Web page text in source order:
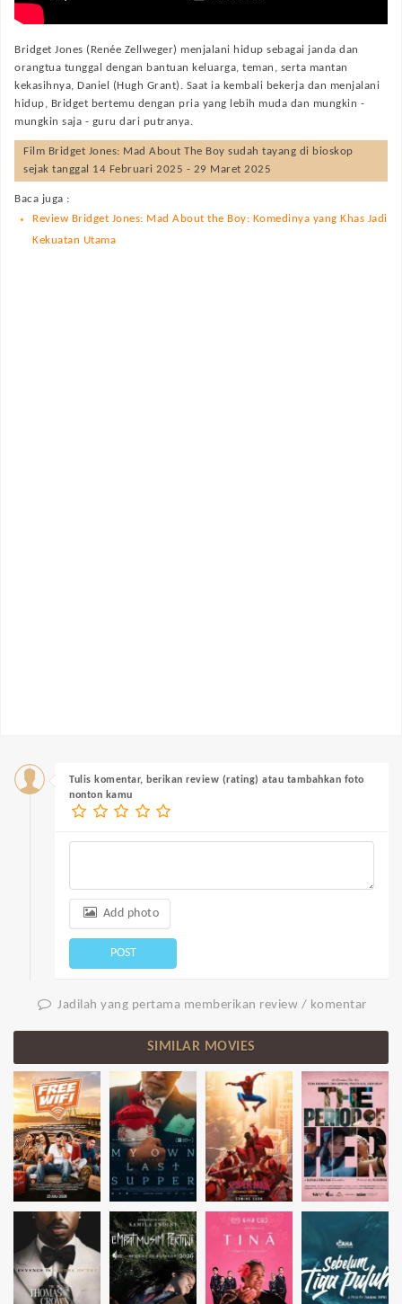
Bridget Jones (Renée Zellweger) menjalani hidup sebagai janda dan
orangtua tunggal dengan bantuan keluarga, teman, serta mantan
kekasihnya, Daniel (Hugh Grant). Saat ia kembali bekerja dan menjalani
hidup, Bridget bertemu dengan pria yang lebih muda dan mungkin -
mungkin saja - guru dari putranya.
Film Bridget Jones: Mad About The Boy sudah tayang di bioskop
sejak tanggal 14 Februari 2025 - 29 Maret 2025
Baca juga :
Review Bridget Jones: Mad About the Boy: Komedinya yang Khas Jadi
Kekuatan Utama
Tulis komentar, berikan review (rating) atau tambahkan foto
nonton kamu
Add photo
POST
Jadilah yang pertama memberikan review / komentar
SIMILAR MOVIES